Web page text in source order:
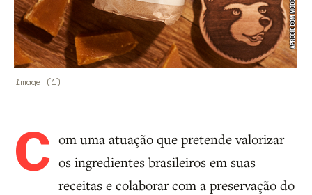
image (1)
C om uma atuação que pretende valorizar
os ingredientes brasileiros em suas
receitas e colaborar com a preservação do